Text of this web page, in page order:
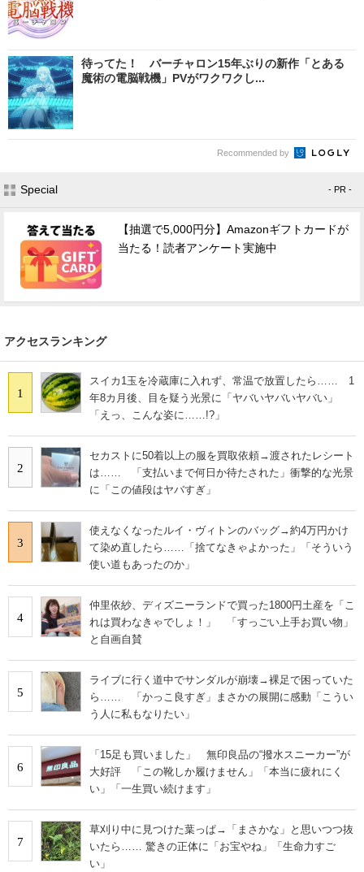
待ってた！ バーチャロン15年ぶりの新作「とある
魔術の電脳戦機」PVがワクワクし...
Recommended by
Special - PR -
【抽選で5,000円分】Amazonギフトカードが
当たる！読者アンケート実施中
アクセスランキング
1
スイカ1玉を冷蔵庫に入れず、常温で放置したら…… 1
年8カ月後、目を疑う光景に「ヤバいヤバいヤバい」
「えっ、こんな姿に……!?」
2
セカストに50着以上の服を買取依頼→渡されたレシート
は…… 「支払いまで何日か待たされた」衝撃的な光景
に「この値段はヤバすぎ」
3
使えなくなったルイ・ヴィトンのバッグ→約4万円かけ
て染め直したら……「捨てなきゃよかった」「そういう
使い道もあったのか」
4
仲里依紗、ディズニーランドで買った1800円土産を「こ
れは買わなきゃでしょ！」 「すっごい上手お買い物」
と自画自賛
5
ライブに行く道中でサンダルが崩壊→裸足で困っていた
ら…… 「かっこ良すぎ」まさかの展開に感動「こうい
う人に私もなりたい」
6
「15足も買いました」 無印良品の“撥水スニーカー”が
大好評 「この靴しか履けません」「本当に疲れにく
い」「一生買い続けます」
7
草刈り中に見つけた葉っぱ→「まさかな」と思いつつ抜
いたら…… 驚きの正体に「お宝やね」「生命力すご
い」